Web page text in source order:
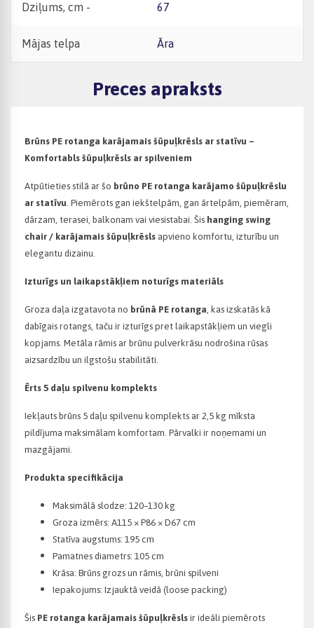
Dziļums, cm - 67
Mājas telpa Āra
Preces apraksts
Brūns PE rotanga karājamais šūpuļkrēsls ar statīvu –
Komfortabls šūpuļkrēsls ar spilveniem
Atpūtieties stilā ar šo brūno PE rotanga karājamo šūpuļkrēslu
ar statīvu. Piemērots gan iekštelpām, gan ārtelpām, piemēram,
dārzam, terasei, balkonam vai viesistabai. Šis hanging swing
chair / karājamais šūpuļkrēsls apvieno komfortu, izturību un
elegantu dizainu.
Izturīgs un laikapstākļiem noturīgs materiāls
Groza daļa izgatavota no brūnā PE rotanga, kas izskatās kā
dabīgais rotangs, taču ir izturīgs pret laikapstākļiem un viegli
kopjams. Metāla rāmis ar brūnu pulverkrāsu nodrošina rūsas
aizsardzību un ilgstošu stabilitāti.
Ērts 5 daļu spilvenu komplekts
Iekļauts brūns 5 daļu spilvenu komplekts ar 2,5 kg mīksta
pildījuma maksimālam komfortam. Pārvalki ir noņemami un
mazgājami.
Produkta specifikācija
Maksimālā slodze: 120–130 kg
Groza izmērs: A115 × P86 × D67 cm
Statīva augstums: 195 cm
Pamatnes diametrs: 105 cm
Krāsa: Brūns grozs un rāmis, brūni spilveni
Iepakojums: Izjauktā veidā (loose packing)
Šis PE rotanga karājamais šūpuļkrēsls ir ideāli piemērots